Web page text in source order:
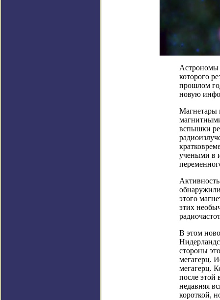
Астрономы
которого
прошлом
новую
Магнетары
вспышки
учеными в
этого
этих
В этом
стороны
мегагерц.
мегагерц.
после этой
недавняя
короткой,